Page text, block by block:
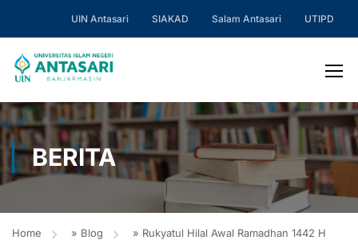
UIN Antasari SIAKAD Salam Antasari UTIPD
BERITA
Home » Blog » Rukyatul Hilal Awal Ramadhan 1442 H